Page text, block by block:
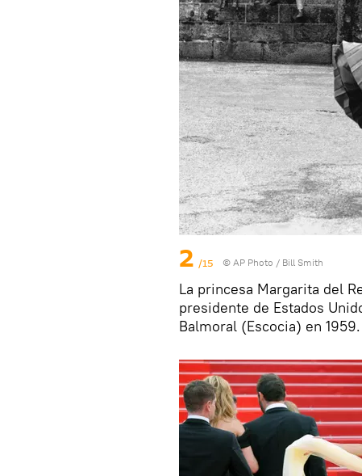
2 /15 © AP Photo / Bill Smith
La princesa Margarita del
presidente de Estados
Balmoral (Escocia) en 1959.